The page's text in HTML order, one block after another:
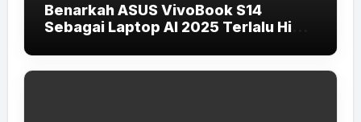
Benarkah ASUS VivoBook S14
Sebagai Laptop AI 2025 Terlalu High-